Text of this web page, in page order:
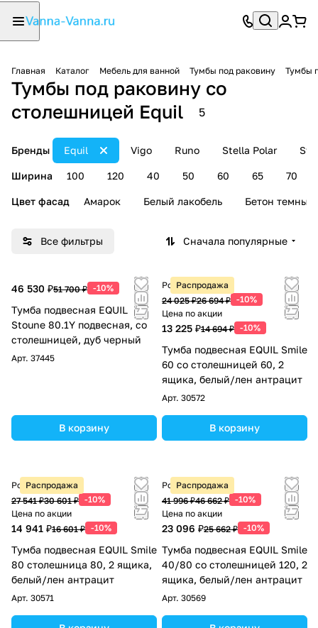
Главная Каталог Мебель для ванной Тумбы под раковину Тумбы
Тумбы под раковину со
столешницей Equil
5
Бренды Vigo Runo Stella Polar
Equil
Ширина 100 120 40 50 60 65 70
Цвет фасад Амарок Белый лакобель Бетон темный
Все фильтры Сначала популярные
46 530 ₽51 700 ₽ -10%
Тумба подвесная EQUIL
Stoune 80.1Y подвесная, со
столешницей, дуб черный
Арт. 37445
В корзину
Распродажа
Розничная цена
24 025 ₽26 694 ₽ -10%
Цена по акции
13 225 ₽14 694 ₽ -10%
Тумба подвесная EQUIL Smile
60 со столешницей 60, 2
ящика, белый/лен антрацит
Арт. 30572
В корзину
Распродажа
Розничная цена
27 541 ₽30 601 ₽ -10%
Цена по акции
14 941 ₽16 601 ₽ -10%
Тумба подвесная EQUIL Smile
80 столешница 80, 2 ящика,
белый/лен антрацит
Арт. 30571
Распродажа
Розничная цена
41 996 ₽46 662 ₽ -10%
Цена по акции
23 096 ₽25 662 ₽ -10%
Тумба подвесная EQUIL Smile
40/80 со столешницей 120, 2
ящика, белый/лен антрацит
Арт. 30569